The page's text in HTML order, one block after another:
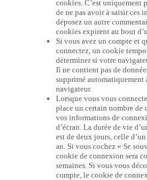
cookies. C’est uniquement
de ne pas avoir à saisir ces
déposez un autre
cookies expirent au bout
Si vous avez un compte et
connectez, un cookie
déterminer si votre
Il ne contient pas de
supprimé automatiquement
navigateur.
Lorsque vous vous
place un certain nombre de
vos informations de
d’écran. La durée de vie
est de deux jours, celle
an. Si vous cochez « Se
cookie de connexion sera
semaines. Si vous vous
compte, le cookie de